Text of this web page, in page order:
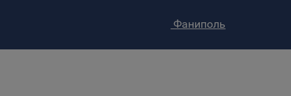
Фаниполь